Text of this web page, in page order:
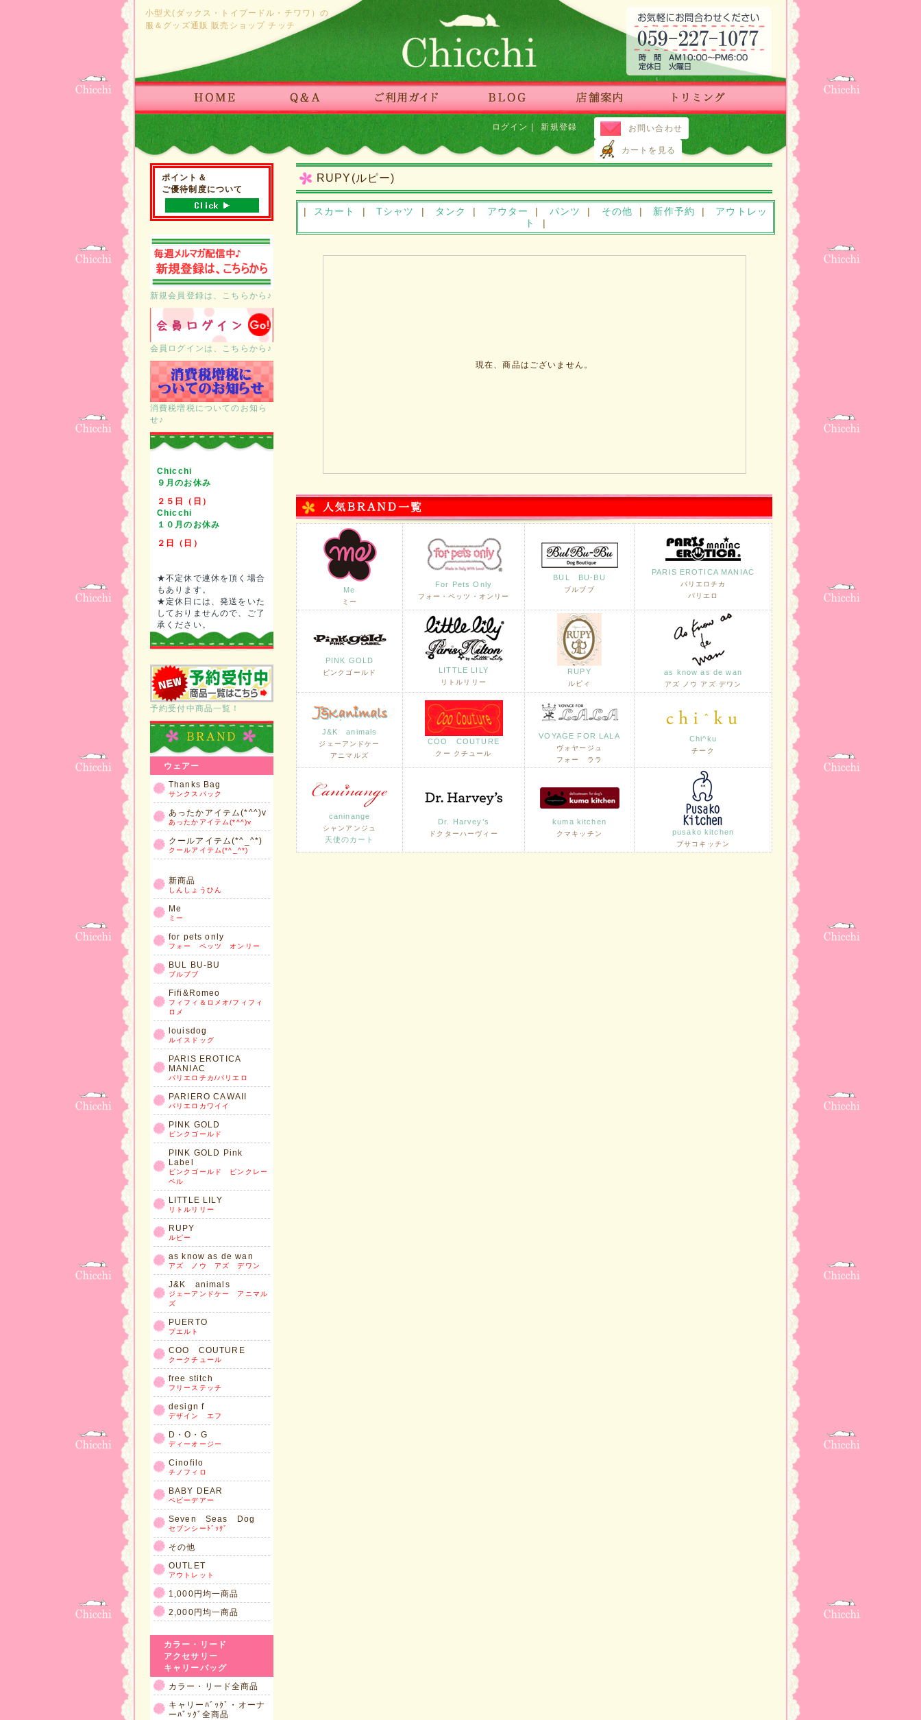
小型犬(ダックス・トイプードル・チワワ）の
服＆グッズ通販 販売ショップ チッチ
お問い合わせ
カートを見る
新規登録
ログイン |
ポイント＆
ご優待制度について
新規会員登録は、こちらから♪
会員ログインは、こちらから♪
消費税増税についてのお知ら
せ♪
Chicchi
９月のお休み
２５日（日）
Chicchi
１０月のお休み
２日（日）
★不定休で連休を頂く場合
もあります。
★定休日には、発送をいた
しておりませんので、ご了
承ください。
予約受付中商品一覧！
ウェアー
Thanks Bag
サンクスパック
あったかアイテム(*^^)v
あったかアイテム(*^^)v
クールアイテム(*^_^*)
クールアイテム(*^_^*)
新商品
しんしょうひん
Me
ミー
for pets only
フォー ペッツ オンリー
BUL BU-BU
ブルブブ
Fifi&Romeo
フィフィ＆ロメオ/フィフィ
ロメ
louisdog
ルイスドッグ
PARIS EROTICA
MANIAC
パリエロチカ/パリエロ
PARIERO CAWAII
パリエロカワイイ
PINK GOLD
ピンクゴールド
PINK GOLD Pink
Label
ピンクゴールド ピンクレー
ベル
LITTLE LILY
リトルリリー
RUPY
ルピー
as know as de wan
アズ ノウ アズ デワン
J&K animals
ジェーアンドケー アニマル
ズ
PUERTO
プエルト
COO COUTURE
クークチュール
free stitch
フリーステッチ
design f
デザイン エフ
D・O・G
ディーオージー
Cinofilo
チノフィロ
BABY DEAR
ベビーデアー
Seven Seas Dog
セブンシーﾄﾞｯｸﾞ
その他
OUTLET
アウトレット
1,000円均一商品
2,000円均一商品
カラー・リード
アクセサリー
キャリーバッグ
カラー・リード全商品
キャリーﾊﾞｯｸﾞ・オーナ
ーﾊﾞｯｸﾞ全商品
RUPY(ルピー)
| スカート | Tシャツ | タンク | アウター | パンツ | その他 | 新作予約 |
アウトレッ
ト
|
現在、商品はございません。
Me
ミー
For Pets Only
フォー・ペッツ・オンリー
BUL BU-BU
ブルブブ
PARIS EROTICA MANIAC
パリエロチカ
パリエロ
PINK GOLD
ピンクゴールド LITTLE LILY
リトルリリー
RUPY
ルピィ
as know as de wan
アズ ノウ アズ デワン
J&K animals
ジェーアンドケー
アニマルズ
COO COUTURE
クー クチュール
VOYAGE FOR LALA
ヴォヤージュ
フォー ララ
Chi^ku
チーク
caninange
シャンアンジュ
天使のカート
Dr. Harvey’s
ドクターハーヴィー
kuma kitchen
クマキッチン pusako kitchen
プサコキッチン